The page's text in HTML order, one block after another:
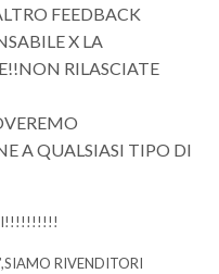
FEEDBACK
X LA
RILASCIATE
A QUALSIASI TIPO DI
RIVENDITORI